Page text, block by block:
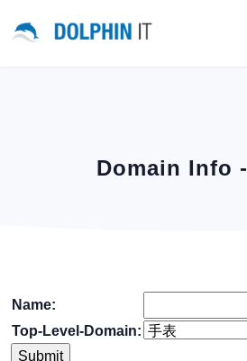
Domain Info
Name:
Top-Level-Domain: